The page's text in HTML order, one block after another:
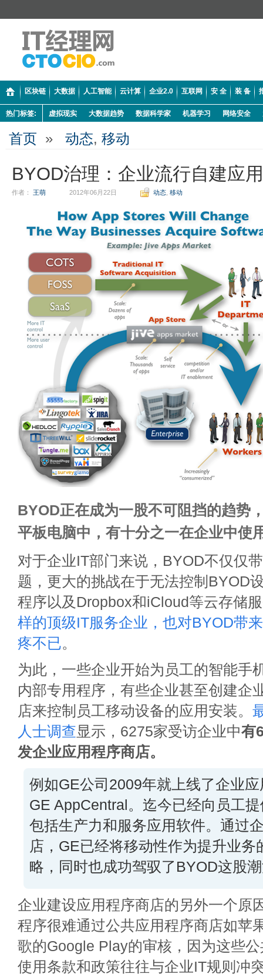
区块链 大数据 人工智能 云计算 企业2.0 互联网 安 全 装 备
热门标签: 虚拟现实 大数据趋势 数据科学家 机器学习 网络安全
首页 » 动态, 移动
BYOD治理：企业流行自建应
作者： 王萌 2012年06月22日 动态 移动
BYOD正在成为一股不可阻挡的趋势
平板电脑中，有十分之一在企业中使
对于企业IT部门来说，BYOD不仅仅
题，更大的挑战在于无法控制BYOD
程序以及Dropbox和iCloud等云存储
样的顶级IT服务企业，也对BYOD带
疼不已。
为此，一些企业开始为员工的智能手
内部专用程序，有些企业甚至创建企
店来控制员工移动设备的应用安装。
人士调查显示，6275家受访企业中有
发企业应用程序商店。
例如GE公司2009年就上线了企业
GE AppCentral。迄今已经向员工
包括生产力和服务应用软件。通过
店，GE已经将移动性作为提升业务
略，同时也成功驾驭了BYOD这股
企业建设应用程序商店的另外一个原
程序很难通过公共应用程序商店如苹
歌的Google Play的审核，因为这些
使用条款和政策往往与企业IT规则冲